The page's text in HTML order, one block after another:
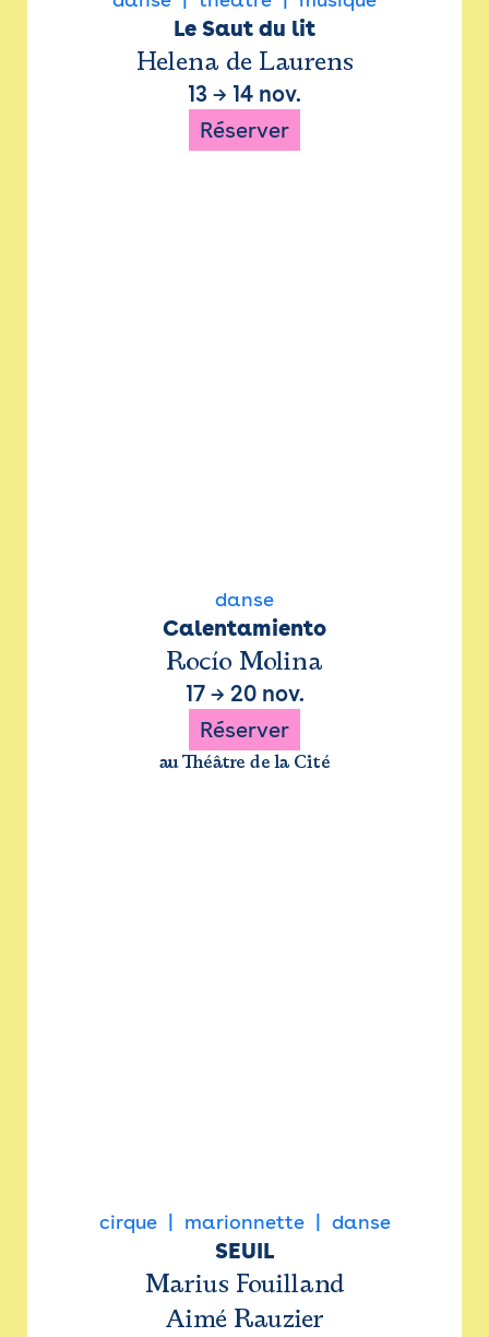
Le Saut du lit
Helena de Laurens
13 → 14 nov.
Réserver
danse
Calentamiento
Rocío Molina
17→ 20 nov.
Réserver
au Théâtre de la Cité
cirque marionnette danse
SEUIL
Marius Fouilland
Aimé Rauzier